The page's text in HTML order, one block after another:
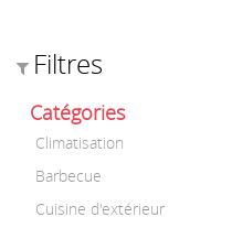
Filtres
Catégories
Climatisation
Barbecue
Cuisine d'extérieur